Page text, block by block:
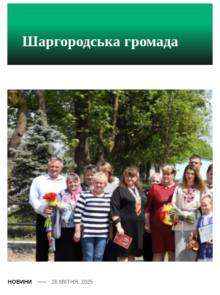
Шаргородська громада
НОВИНИ 26 КВІТНЯ, 2025